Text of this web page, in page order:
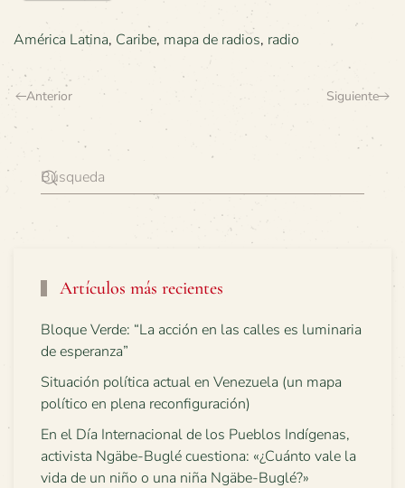
América Latina, Caribe, mapa de radios, radio
Anterior Siguiente
Artículos más recientes
Bloque Verde: “La acción en las calles es luminaria
de esperanza”
Situación política actual en Venezuela (un mapa
político en plena reconfiguración)
En el Día Internacional de los Pueblos Indígenas,
activista Ngäbe-Buglé cuestiona: «¿Cuánto vale la
vida de un niño o una niña Ngäbe-Buglé?»